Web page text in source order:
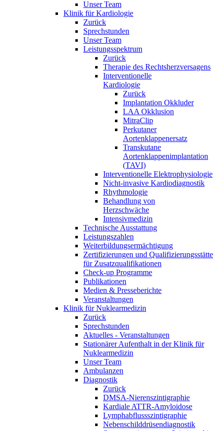
Unser Team
Klinik für Kardiologie
Zurück
Sprechstunden
Unser Team
Leistungsspektrum
Zurück
Therapie des Rechtsherzversagens
Interventionelle
Kardiologie
Zurück
Implantation Okkluder
LAA Okklusion
MitraClip
Perkutaner
Aortenklappenersatz
Transkutane
Aortenklappenimplantation
(TAVI)
Interventionelle Elektrophysiologie
Nicht-invasive Kardiodiagnostik
Rhythmologie
Behandlung von
Herzschwäche
Intensivmedizin
Technische Ausstattung
Leistungszahlen
Weiterbildungsermächtigung
Zertifizierungen und Qualifizierungsstätte
für Zusatzqualifikationen
Check-up Programme
Publikationen
Medien & Presseberichte
Veranstaltungen
Klinik für Nuklearmedizin
Zurück
Sprechstunden
Aktuelles - Veranstaltungen
Stationärer Aufenthalt in der Klinik für
Nuklearmedizin
Unser Team
Ambulanzen
Diagnostik
Zurück
DMSA-Nierenszintigraphie
Kardiale ATTR-Amyloidose
Lymphabflussszintigraphie
Nebenschilddrüsendiagnostik